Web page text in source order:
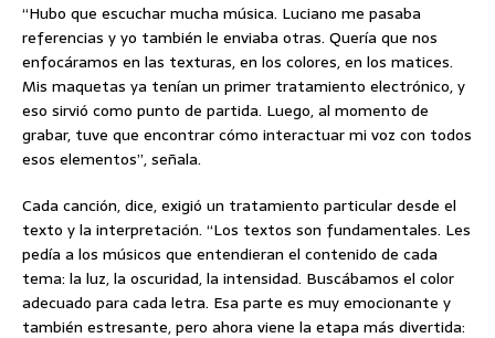
“Hubo que escuchar mucha música. Luciano me pasaba
referencias y yo también le enviaba otras. Quería que nos
enfocáramos en las texturas, en los colores, en los matices.
Mis maquetas ya tenían un primer tratamiento electrónico, y
eso sirvió como punto de partida. Luego, al momento de
grabar, tuve que encontrar cómo interactuar mi voz con todos
esos elementos”, señala.
Cada canción, dice, exigió un tratamiento particular desde el
texto y la interpretación. “Los textos son fundamentales. Les
pedía a los músicos que entendieran el contenido de cada
tema: la luz, la oscuridad, la intensidad. Buscábamos el color
adecuado para cada letra. Esa parte es muy emocionante y
también estresante, pero ahora viene la etapa más divertida: